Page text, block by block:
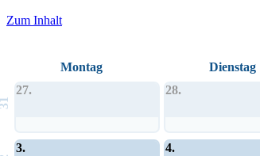
Zum Inhalt
Montag Dienstag
27. 28.
3. 4.